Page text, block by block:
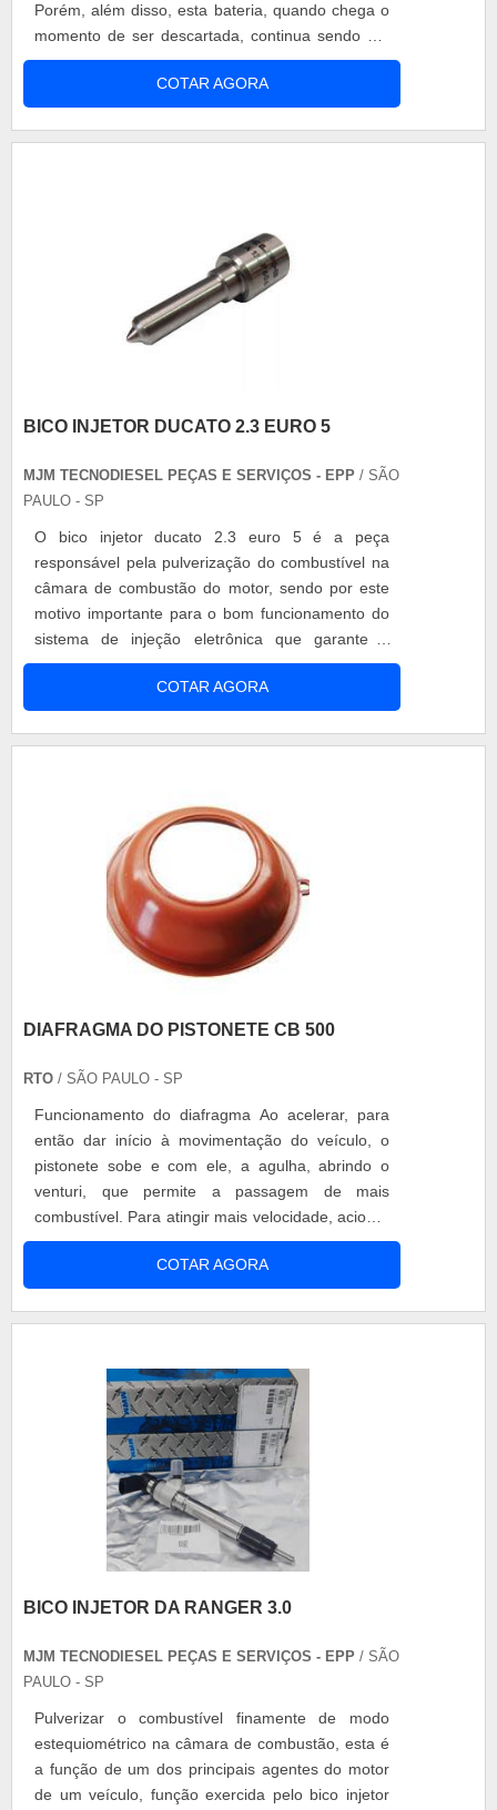
Porém, além disso, esta bateria, quando chega o
momento de ser descartada, continua sendo um
item de muita procura. Isso ocorre devido ao
material químico do qual este equipamento é
composto. Preço chumbo sucata O metal chumbo
COTAR AGORA
BICO INJETOR DUCATO 2.3 EURO 5
MJM TECNODIESEL PEÇAS E SERVIÇOS - EPP / SÃO
PAULO - SP
O bico injetor ducato 2.3 euro 5 é a peça
responsável pela pulverização do combustível na
câmara de combustão do motor, sendo por este
motivo importante para o bom funcionamento do
sistema de injeção eletrônica que garante o
melhor desempenho do moto do automóvel.
Reunindo características essenciais como por
exemplo: Precisão dos orifícios de injeção;
COTAR AGORA
DIAFRAGMA DO PISTONETE CB 500
RTO / SÃO PAULO - SP
Funcionamento do diafragma Ao acelerar, para
então dar início à movimentação do veículo, o
pistonete sobe e com ele, a agulha, abrindo o
venturi, que permite a passagem de mais
combustível. Para atingir mais velocidade, aciona-
se com maior pressão o acelerador, que promove
a subida completa do pistonete e da agulha,
permitindo que todo o ar passe pelo venturi e o
COTAR AGORA
BICO INJETOR DA RANGER 3.0
MJM TECNODIESEL PEÇAS E SERVIÇOS - EPP / SÃO
PAULO - SP
Pulverizar o combustível finamente de modo
estequiométrico na câmara de combustão, esta é
a função de um dos principais agentes do motor
de um veículo, função exercida pelo bico injetor